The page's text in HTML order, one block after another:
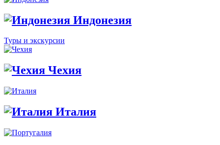
Индонезия
Туры и экскурсии
Чехия
Италия